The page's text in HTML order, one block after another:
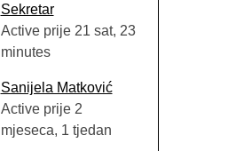
Sekretar
Active prije 21 sat, 23
minutes
Sanijela Matković
Active prije 2
mjeseca, 1 tjedan